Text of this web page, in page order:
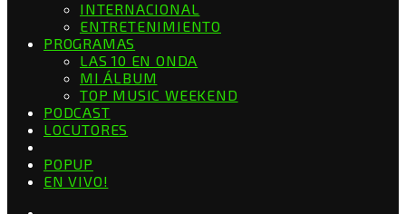
INTERNACIONAL
ENTRETENIMIENTO
PROGRAMAS
LAS 10 EN ONDA
MI ÁLBUM
TOP MUSIC WEEKEND
PODCAST
LOCUTORES
POPUP
EN VIVO!